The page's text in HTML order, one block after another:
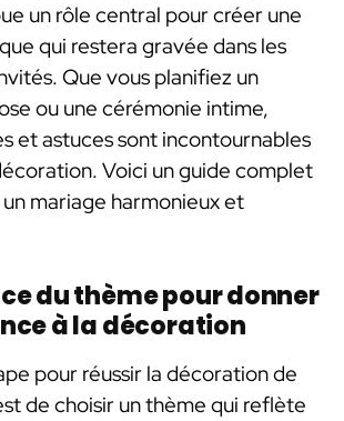
un rôle central pour créer une
qui restera gravée dans les
Que vous planifiez un
ou une cérémonie intime,
et astuces sont incontournables
Voici un guide complet
mariage harmonieux et
du thème pour donner
à la décoration
pour réussir la décoration de
de choisir un thème qui reflète